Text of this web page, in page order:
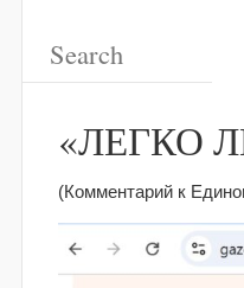
«ЛЕГКО
(Комментарий к